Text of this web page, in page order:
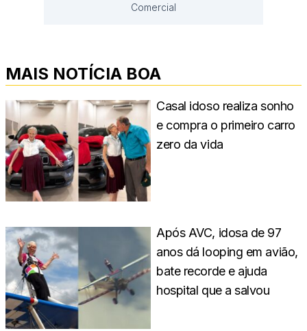
Comercial
MAIS NOTÍCIA BOA
Casal idoso realiza sonho
e compra o primeiro carro
zero da vida
Após AVC, idosa de 97
anos dá looping em avião,
bate recorde e ajuda
hospital que a salvou